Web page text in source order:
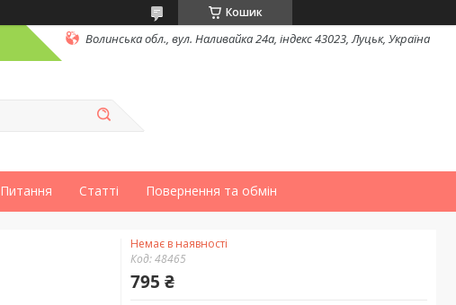
Кошик
Волинська обл., вул. Наливайка 24а, індекс 43023, Луцьк, Україна
Питання Статті Повернення та обмін
Немає в наявності
Код:48465
795 ₴